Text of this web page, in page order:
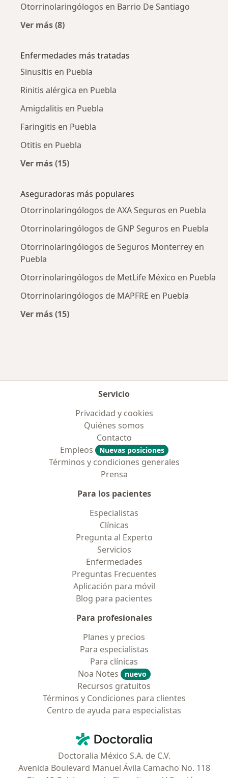
Otorrinolaringólogos en Barrio De Santiago
Ver más (8)
Enfermedades más tratadas
Sinusitis en Puebla
Rinitis alérgica en Puebla
Amigdalitis en Puebla
Faringitis en Puebla
Otitis en Puebla
Ver más (15)
Aseguradoras más populares
Otorrinolaringólogos de AXA Seguros en Puebla
Otorrinolaringólogos de GNP Seguros en Puebla
Otorrinolaringólogos de Seguros Monterrey en
Puebla
Otorrinolaringólogos de MetLife México en Puebla
Otorrinolaringólogos de MAPFRE en Puebla
Ver más (15)
Servicio
Privacidad y cookies
Quiénes somos
Contacto
Empleos
Nuevas posiciones
Términos y condiciones generales
Prensa
Para los pacientes
Especialistas
Clínicas
Pregunta al Experto
Servicios
Enfermedades
Preguntas Frecuentes
Aplicación para móvil
Blog para pacientes
Para profesionales
Planes y precios
Para especialistas
Para clínicas
Noa Notes
nuevo
Recursos gratuitos
Términos y Condiciones para clientes
Centro de ayuda para especialistas
Doctoralia - Página de inicio
Doctoralia México S.A. de C.V.
Avenida Boulevard Manuel Ávila Camacho No. 118